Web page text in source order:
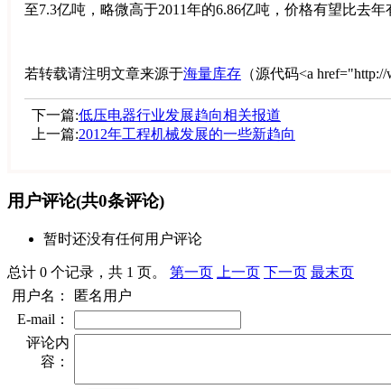
至7.3亿吨，略微高于2011年的6.86亿吨，价格有望比去
若转载请注明文章来源于海量库存 （源代码<a
下一篇:低压电器行业发展趋向相关报道
上一篇:2012年工程机械发展的一些新趋向
用户评论(共0条评论)
暂时还没有任何用户评论
总计 0 个记录，共 1 页。 第一页 上一页 下一页 最末页
用户名：
匿名用户
E-mail：
评论内
容：